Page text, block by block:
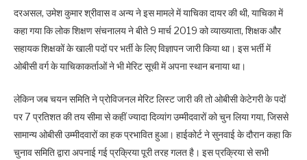
दरअसल, उमेश कुमार श्रीवास व अन्य ने इस मामले में याचिका दायर की थी, याचिका में
कहा गया कि लोक शिक्षण संचनालय ने बीते 9 मार्च 2019 को व्याख्याता, शिक्षक और
सहायक शिक्षकों के खाली पदों पर भर्ती के लिए विज्ञापन जारी किया था। इस भर्ती में
ओबीसी वर्ग के याचिकाकर्ताओं ने भी मेरिट सूची में अपना स्थान बनाया था।
लेकिन जब चयन समिति ने प्रोविजनल मेरिट लिस्ट जारी की तो ओबीसी केटेगरी के पदों
पर 7 प्रतिशत की तय सीमा से कहीं ज्यादा दिव्यांग उम्मीदवारों को चुन लिया गया, जिससे
सामान्य ओबीसी उम्मीदवारों का हक प्रभावित हुआ। हाईकोर्ट ने सुनवाई के दौरान कहा कि
चुनाव समिति द्वारा अपनाई गई प्रक्रिया पूरी तरह गलत है। इस प्रक्रिया से सभी